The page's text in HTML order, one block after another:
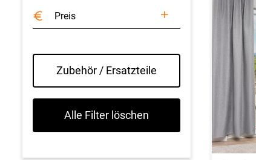
Preis
Zubehör / Ersatzteile
Alle Filter löschen